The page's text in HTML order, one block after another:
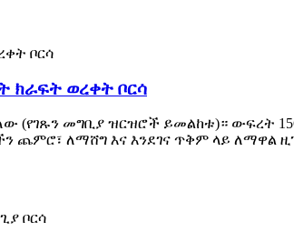
ክራፍት ወረቀት ቦርሳ
መግቢያ ዝርዝሮች ይመልከቱ)። ውፍረት
ጨምሮ፣ ለማሸግ እና እንደገና ጥቅም ላይ